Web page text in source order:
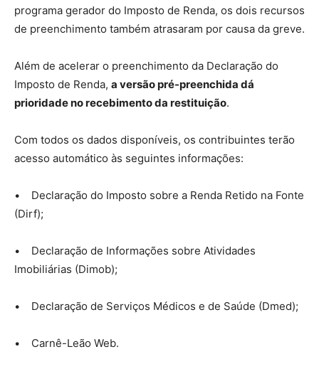
programa gerador do Imposto de Renda, os dois recursos
de preenchimento também atrasaram por causa da greve.
Além de acelerar o preenchimento da Declaração do
Imposto de Renda, a versão pré-preenchida dá
prioridade no recebimento da restituição.
Com todos os dados disponíveis, os contribuintes terão
acesso automático às seguintes informações:
• Declaração do Imposto sobre a Renda Retido na Fonte
(Dirf);
• Declaração de Informações sobre Atividades
Imobiliárias (Dimob);
• Declaração de Serviços Médicos e de Saúde (Dmed);
• Carnê-Leão Web.